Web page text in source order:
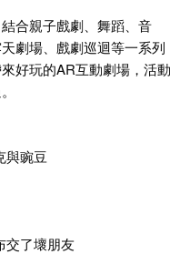
合親子戲劇、舞蹈、音
劇場、戲劇巡迴等一系列
好玩的AR互動劇場，活動
與豌豆
交了壞朋友